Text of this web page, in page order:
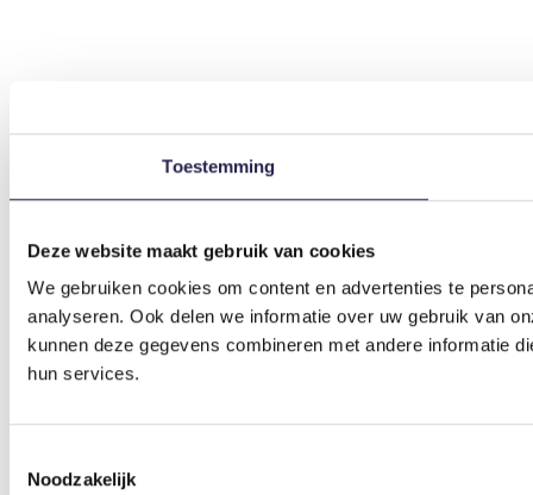
Toestemming
Deze website maakt gebruik van cookies
We gebruiken cookies om content en advertenties te
analyseren. Ook delen we informatie over uw gebruik van
kunnen deze gegevens combineren met andere informatie
hun services.
Noodzakelijk